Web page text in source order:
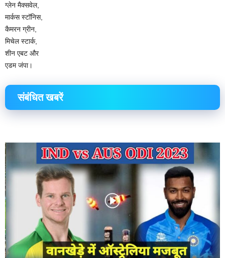
ग्‍लेन मैक्‍सवेल,
मार्कस स्टॉनिस,
कैमरन ग्रीन,
मिचेल स्‍टार्क,
शीन एबट और
एडम जंपा।
संबंधित खबरें